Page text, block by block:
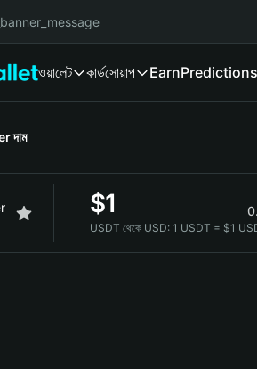
ওয়ালেট কার্ডসোয়াপ EarnPredictions
দাম
$1
USDT থেকে USD: 1 USDT = $1